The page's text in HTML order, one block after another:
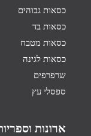
כסאות גבוהים
כסאות בד
כסאות מטבח
כסאות לגינה
שרפרפים
ספסלי עץ
ארונות